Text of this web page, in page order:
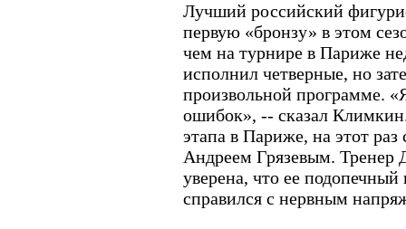
Лучший российский
первую «бронзу» в этом
чем на турнире в Париже
исполнил четверные, но
произвольной программе.
ошибок», -- сказал
этапа в Париже, на этот
Андреем Грязевым.
уверена, что ее подопечный
справился с нервным